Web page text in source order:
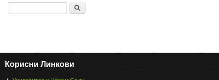
Search
Корисни Линкови